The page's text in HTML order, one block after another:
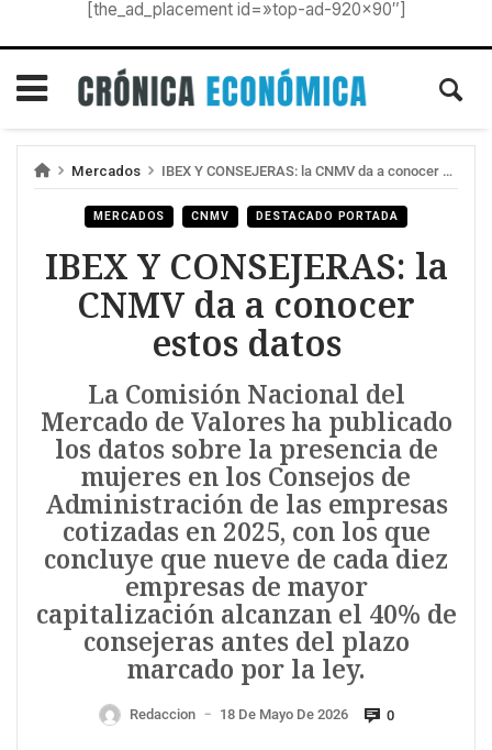
[the_ad_placement id=»top-ad-920×90″]
Mercados IBEX Y CONSEJERAS: la CNMV da a conocer estos datos
MERCADOS CNMV DESTACADO PORTADA
IBEX Y CONSEJERAS: la
CNMV da a conocer
estos datos
La Comisión Nacional del
Mercado de Valores ha publicado
los datos sobre la presencia de
mujeres en los Consejos de
Administración de las empresas
cotizadas en 2025, con los que
concluye que nueve de cada diez
empresas de mayor
capitalización alcanzan el 40% de
consejeras antes del plazo
marcado por la ley.
Redaccion — 18 De Mayo De 2026 0